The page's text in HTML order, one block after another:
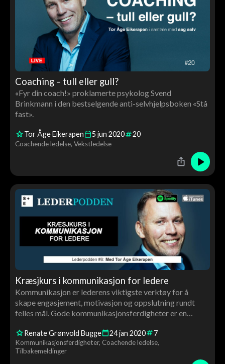
Coaching – tull eller gull?
«Fyr din coach!» proklamerte psykolog Svend
Brinkmann i den bestselgende anti-selvhjelpsboken «Stå
fast».
Tor Åge Eikerapen 5 jun 2020 20
Coachende ledelse Vekstledelse
Kræsjkurs i kommunikasjon for ledere
Kommunikasjon er lederens viktigste verktøy for å
skape engasjement, motivasjon og oppslutning rundt
felles mål. Gode kommunikasjonsferdigheter er en
avvikle ukultur og bidra til bedre prestasjoner.
Renate Grønvold Bugge 24jan 2020 7
Kommunikasjonsferdigheter Coachende ledelse
Tilbakemeldinger